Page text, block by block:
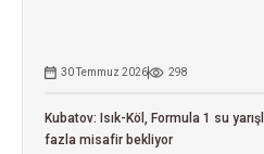
30 Temmuz 2026 298
Kubatov: Isık-Köl, Formula 1 su
fazla misafir bekliyor